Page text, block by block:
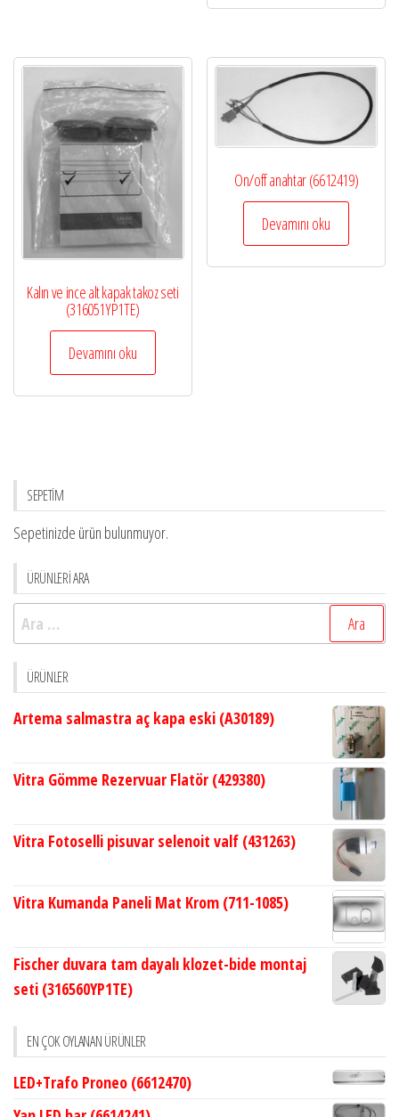
Kalın ve ince alt kapak takoz seti
(316051YP1TE)
Devamını oku
On/off anahtar (6612419)
Devamını oku
SEPETİM
Sepetinizde ürün bulunmuyor.
ÜRÜNLERİ ARA
Arama:
ÜRÜNLER
Artema salmastra aç kapa eski (A30189)
Vitra Gömme Rezervuar Flatör (429380)
Vitra Fotoselli pisuvar selenoit valf (431263)
Vitra Kumanda Paneli Mat Krom (711-1085)
Fischer duvara tam dayalı klozet-bide montaj
seti (316560YP1TE)
EN ÇOK OYLANAN ÜRÜNLER
LED+Trafo Proneo (6612470)